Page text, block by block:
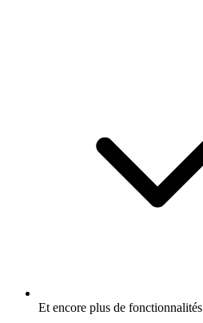
Et encore plus de fonctionnalités